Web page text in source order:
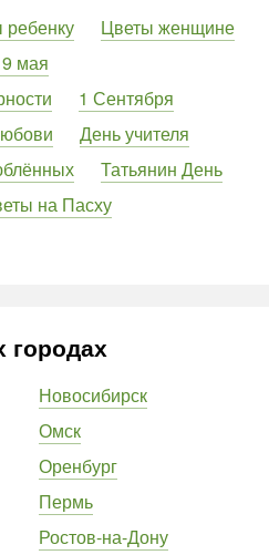
ребенку
Цветы женщине
мая
1 Сентября
День учителя
Татьянин День
на Пасху
городах
Новосибирск
Омск
Оренбург
Пермь
Ростов-на-Дону